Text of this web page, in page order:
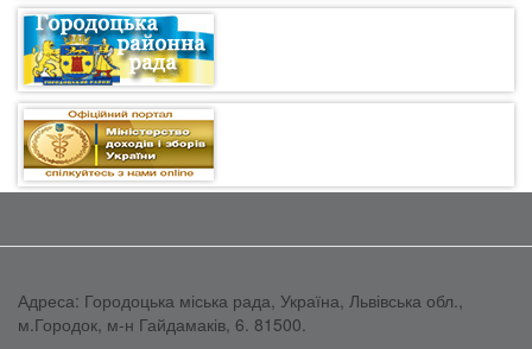
Адреса: Городоцька міська рада, Україна, Львівська обл.,
м.Городок, м-н Гайдамаків, 6. 81500.